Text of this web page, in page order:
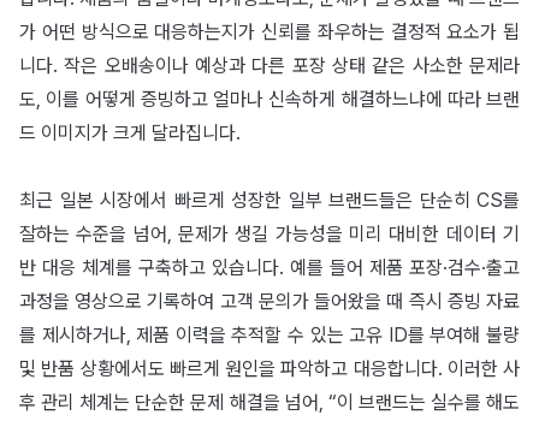
가 어떤 방식으로 대응하는지가 신뢰를 좌우하는 결정적 요소가 됩
니다. 작은 오배송이나 예상과 다른 포장 상태 같은 사소한 문제라
도, 이를 어떻게 증빙하고 얼마나 신속하게 해결하느냐에 따라 브랜
드 이미지가 크게 달라집니다.
최근 일본 시장에서 빠르게 성장한 일부 브랜드들은 단순히 CS를
잘하는 수준을 넘어, 문제가 생길 가능성을 미리 대비한 데이터 기
반 대응 체계를 구축하고 있습니다. 예를 들어 제품 포장·검수·출고
과정을 영상으로 기록하여 고객 문의가 들어왔을 때 즉시 증빙 자료
를 제시하거나, 제품 이력을 추적할 수 있는 고유 ID를 부여해 불량
및 반품 상황에서도 빠르게 원인을 파악하고 대응합니다. 이러한 사
후 관리 체계는 단순한 문제 해결을 넘어, “이 브랜드는 실수를 해도